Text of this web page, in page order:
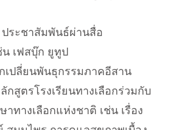
สัมพันธ์ผ่านสื่อ
น เฟสบุ๊ก ยูทูป
ลี่ยนพันธุกรรมภาคอีสาน
รโรงเรียนทางเลือกร่วมกับ
าทางเลือกแห่งชาติ เช่น เรื่อง